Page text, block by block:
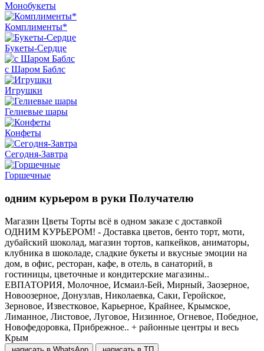
Монобукеты
Комплименты*
Букеты-Сердце
с Шаром Баблс
Игрушки
Гелиевые шары
Конфеты
Сегодня-Завтра
Горшечные
одним курьером в руки Получателю
Магазин Цветы Торты всё в одном заказе с доставкой
ОДНИМ КУРЬЕРОМ! - Доставка цветов, бенто торт, моти,
дубайский шоколад, магазин тортов, капкейков, аниматоры,
клубника в шоколаде, сладкие букеты и вкусные эмоции на
дом, в офис, ресторан, кафе, в отель, в санаторий, в
гостиницы, цветочные и кондитерские магазины..
ЕВПАТОРИЯ, Молочное, Исмаил-Бей, Мирный, Заозерное,
Новоозерное, Донузлав, Николаевка, Саки, Геройское,
Зерновое, Известковое, Карьерное, Крайнее, Крымское,
Лиманное, Листовое, Луговое, Низинное, Огневое, Победное,
Новофедоровка, Прибрежное.. + районные центры и весь
Крым